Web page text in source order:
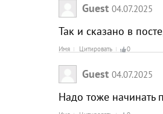
Guest 04.07.2025
Так и сказано в
Имя Цитировать 0
Guest 04.07.2025
Надо тоже начинать